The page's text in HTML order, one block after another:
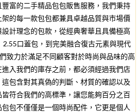
富的二手精品包包販售服務，我們秉持
的每一款包包都兼具卓越品質與市場價
計理念的包款，從經典奢華且具備極高
口蓋包，到完美融合復古元素與現代
們致力於滿足不同顧客對於時尚與品味的高
入我們的庫存之前，都必須經過我們店
包含對其真偽的判斷、材質的確認以及
符合我們的高標準，讓您能夠百分之百
包不僅僅是一個時尚配件，它更是個人